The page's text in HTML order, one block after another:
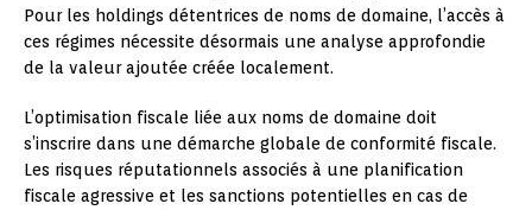
Pour les holdings détentrices de noms de domaine, l’accès à
ces régimes nécessite désormais une analyse approfondie
de la valeur ajoutée créée localement.
L’optimisation fiscale liée aux noms de domaine doit
s’inscrire dans une démarche globale de conformité fiscale.
Les risques réputationnels associés à une planification
fiscale agressive et les sanctions potentielles en cas de